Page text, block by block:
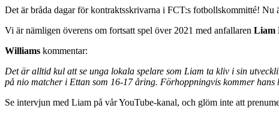
Det är bråda dagar för kontraktsskrivarna i FCT:s fotbollskommitté! Nu
Vi är nämligen överens om fortsatt spel över 2021 med anfallaren Liam
Williams kommentar:
Det är alltid kul att se unga lokala spelare som Liam ta kliv i sin
på nio matcher i Ettan som 16-17 åring. Förhoppningvis kommer
Se intervjun med Liam på vår YouTube-kanal, och glöm inte att